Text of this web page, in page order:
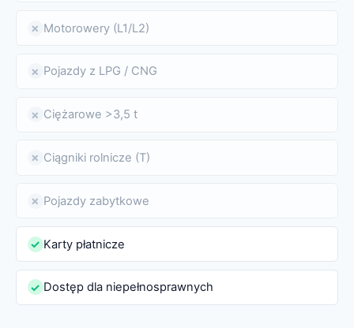
✗ Motorowery (L1/L2)
✗ Pojazdy z LPG / CNG
✗ Ciężarowe >3,5 t
✗ Ciągniki rolnicze (T)
✗ Pojazdy zabytkowe
✓ Karty płatnicze
✓ Dostęp dla niepełnosprawnych